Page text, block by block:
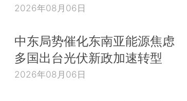
2026年08月06日
中东局势催化东南亚能源焦虑
多国出台光伏新政加速转型
2026年08月06日